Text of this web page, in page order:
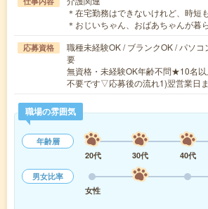
＊在宅勤務はできないけれど、時短
＊おじいちゃん、おばあちゃんが暮
応募資格
職種未経験OK / ブランクOK / パソ
要
無資格・未経験OK年齢不問★10名
不要です▽応募後の流れ1)翌営業日
職場の雰囲気
年齢層
20代
30代 40代
男女比率
女性